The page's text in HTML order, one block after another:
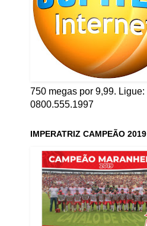
750 megas por 9,99. Ligue:
0800.555.1997
IMPERATRIZ CAMPEÃO 2019